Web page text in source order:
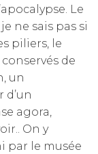
Le
ne sais pas si
piliers, le
de
un
agora,
On y
par le musée